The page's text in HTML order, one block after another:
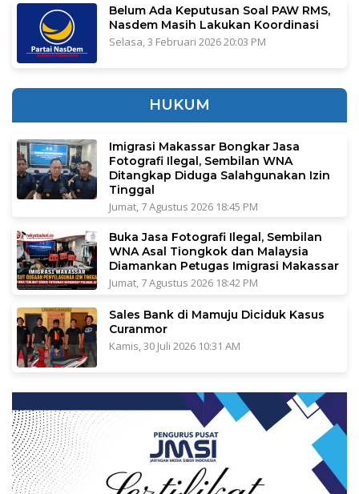
Belum Ada Keputusan Soal PAW RMS,
Nasdem Masih Lakukan Koordinasi
Selasa, 3 Februari 2026 20:03 PM
HUKUM
Imigrasi Makassar Bongkar Jasa
Fotografi Ilegal, Sembilan WNA
Ditangkap Diduga Salahgunakan Izin
Tinggal
Jumat, 7 Agustus 2026 18:45 PM
Buka Jasa Fotografi Ilegal, Sembilan
WNA Asal Tiongkok dan Malaysia
Diamankan Petugas Imigrasi Makassar
Jumat, 7 Agustus 2026 18:42 PM
Sales Bank di Mamuju Diciduk Kasus
Curanmor
Kamis, 30 Juli 2026 10:31 AM